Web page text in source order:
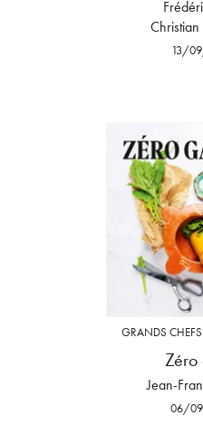
Christian
13/
GRANDS CHEFS
Zéro
Jean-
06/